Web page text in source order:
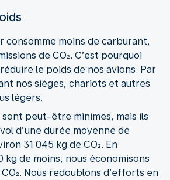
consomme moins de carburant,
de CO₂. C’est pourquoi
le poids de nos avions. Par
nos sièges, chariots et autres
légers.
peut-être minimes, mais ils
d’une durée moyenne de
31 045 kg de CO₂. En
de moins, nous économisons
Nous redoublons d’efforts en